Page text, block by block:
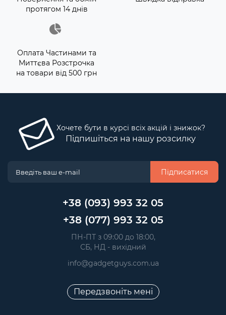
протягом 14 днів
Оплата Частинами та
Миттєва Розстрочка
на товари від 500 грн
Хочете бути в курсі всіх акцій і знижок?
Підпишіться на нашу розсилку
Підписатися
+38 (093) 993 32 05
+38 (077) 993 32 05
ПН-ПТ з 09:00 до 18:00,
СБ, НД - вихідний
info@gadgetguys.com.ua
Передзвоніть мені